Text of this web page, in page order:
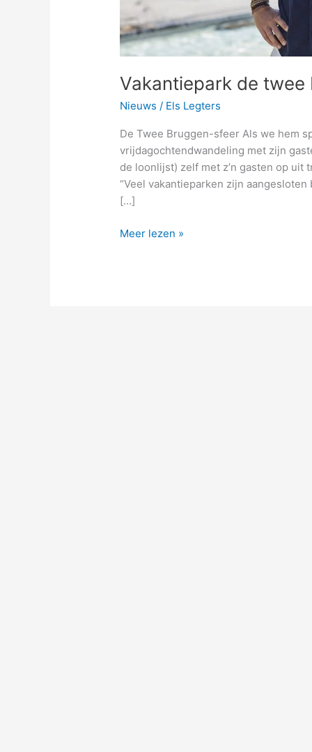
Vakantiepark de twee
Nieuws / Els Legters
De Twee Bruggen-sfeer Als we hem
vrijdagochtendwandeling met zijn
de loonlijst) zelf met z’n gasten op uit
“Veel vakantieparken zijn
[…]
Meer lezen »